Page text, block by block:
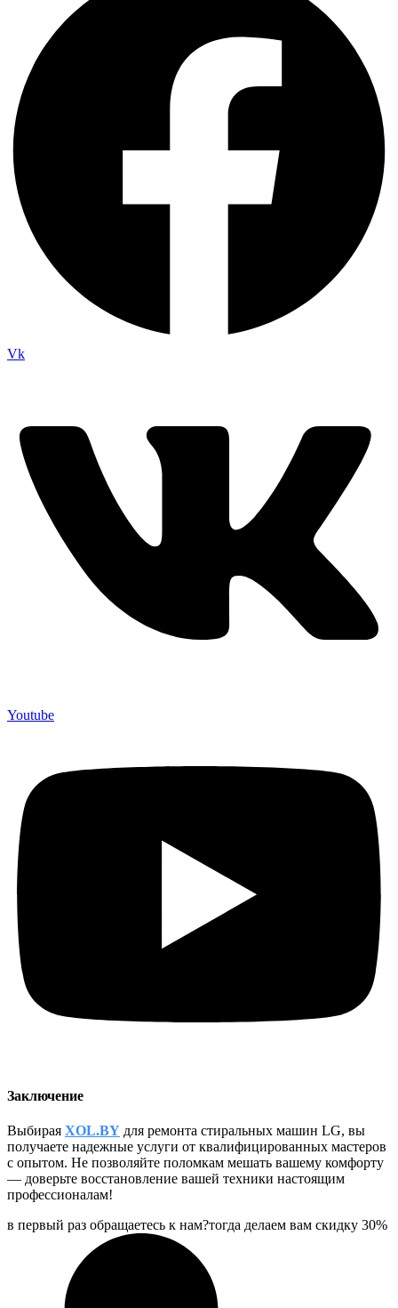
Vk
Youtube
Заключение
Выбирая XOL.BY для ремонта стиральных машин LG, вы
получаете надежные услуги от квалифицированных мастеров
с опытом. Не позволяйте поломкам мешать вашему комфорту
— доверьте восстановление вашей техники настоящим
профессионалам!
в первый раз обращаетесь к нам?тогда делаем вам скидку 30%